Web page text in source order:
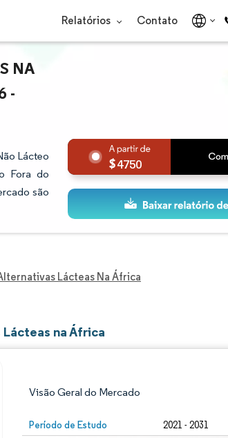
Relatórios Contato
NA
-
Lácteo
Fora do
são
4750
Lácteas Na África
na África
Visão Geral do Mercado
Período de Estudo 2021 - 2031